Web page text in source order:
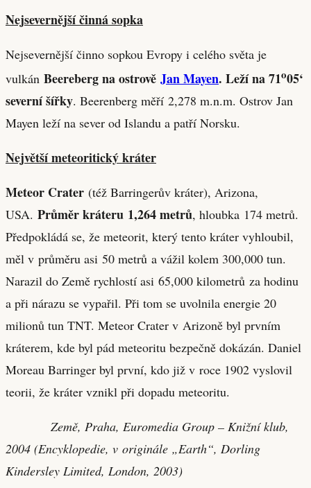
Nejsevernější činná sopka
Nejsevernější činno sopkou Evropy i celého světa je
vulkán Beereberg na ostrově Jan Mayen. Leží na 71o05‘
severní šířky. Beerenberg měří 2,278 m.n.m. Ostrov Jan
Mayen leží na sever od Islandu a patří Norsku.
Největší meteoritický kráter
Meteor Crater (též Barringerův kráter), Arizona,
USA. Průměr kráteru 1,264 metrů, hloubka 174 metrů.
Předpokládá se, že meteorit, který tento kráter vyhloubil,
měl v průměru asi 50 metrů a vážil kolem 300,000 tun.
Narazil do Země rychlostí asi 65,000 kilometrů za hodinu
a při nárazu se vypařil. Při tom se uvolnila energie 20
milionů tun TNT. Meteor Crater v Arizoně byl prvním
kráterem, kde byl pád meteoritu bezpečně dokázán. Daniel
Moreau Barringer byl první, kdo již v roce 1902 vyslovil
teorii, že kráter vznikl při dopadu meteoritu.
Země, Praha, Euromedia Group – Knižní klub,
2004 (Encyklopedie, v originále „Earth“, Dorling
Kindersley Limited, London, 2003)